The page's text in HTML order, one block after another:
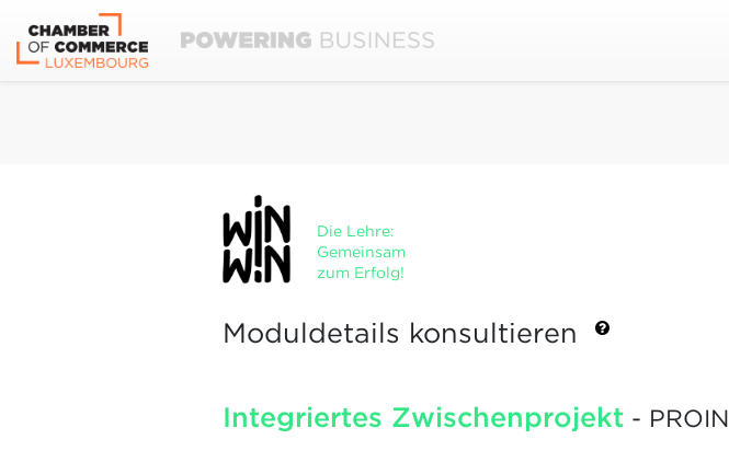
Die Lehre:
Gemeinsam
zum Erfolg!
Moduldetails konsultieren
Integriertes Zwischenprojekt- PROIN